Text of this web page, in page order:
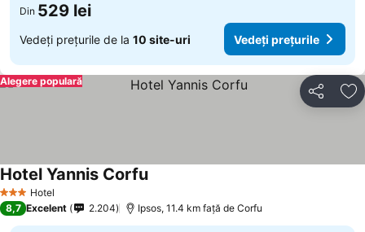
Din 529 lei
Vedeți prețurile de la 10 site-uri Vedeți prețurile
Distribuiți
Alegere populară
3 SteleHotel
Hotel Yannis Corfu
8,7 Excelent 2.204 Ipsos, 11.4 km faţă de Corfu